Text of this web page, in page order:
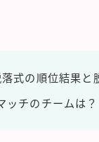
式の順位結果と
ッチのチームは？